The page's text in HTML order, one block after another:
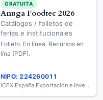
GRATUITA
Anuga Foodtec 2026
Catálogos / folletos de
ferias e institucionales
Folleto. En línea. Recursos en
lína (PDF).
NIPO: 224260011
ICEX España Exportación e Inversiones